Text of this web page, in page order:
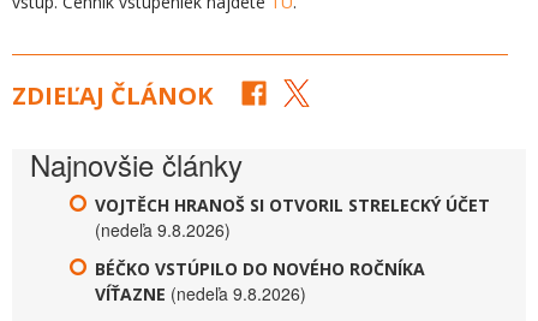
ZDIEĽAJ ČLÁNOK
Najnovšie články
VOJTĚCH HRANOŠ SI OTVORIL STRELECKÝ ÚČET
(nedeľa 9.8.2026)
BÉČKO VSTÚPILO DO NOVÉHO ROČNÍKA
VÍŤAZNE (nedeľa 9.8.2026)